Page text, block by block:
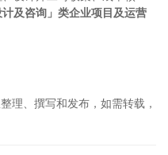
及咨询」类企业项目及运营
理、撰写和发布，如需转载，